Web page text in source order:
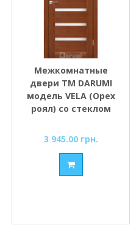
Межкомнатные
двери ТМ DARUMI
модель VELA (Орех
роял) со стеклом
3 945.00 грн.